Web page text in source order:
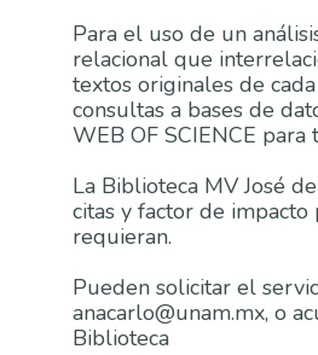
Para el uso de un
relacional que
textos originales de
consultas a bases de
WEB OF SCIENCE para
La Biblioteca MV José
citas y factor de
requieran.
Pueden solicitar el
anacarlo@unam.mx, o
Biblioteca